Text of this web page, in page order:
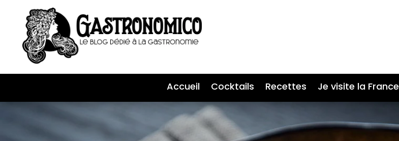
Accueil Cocktails Recettes Je visite la France